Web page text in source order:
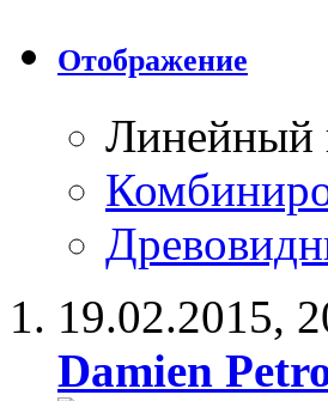
Отображение
Линейный
19.02.2015,
Damien